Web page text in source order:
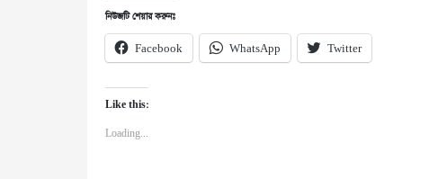
নিউজটি শেয়ার করুনঃ
Facebook WhatsApp Twitter
Like this:
Loading...